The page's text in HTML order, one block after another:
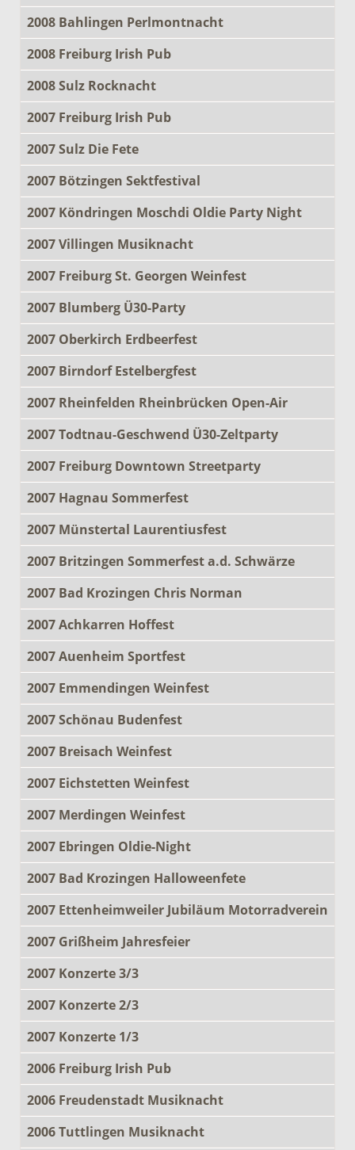
2008 Bahlingen Perlmontnacht
2008 Freiburg Irish Pub
2008 Sulz Rocknacht
2007 Freiburg Irish Pub
2007 Sulz Die Fete
2007 Bötzingen Sektfestival
2007 Köndringen Moschdi Oldie Party Night
2007 Villingen Musiknacht
2007 Freiburg St. Georgen Weinfest
2007 Blumberg Ü30-Party
2007 Oberkirch Erdbeerfest
2007 Birndorf Estelbergfest
2007 Rheinfelden Rheinbrücken Open-Air
2007 Todtnau-Geschwend Ü30-Zeltparty
2007 Freiburg Downtown Streetparty
2007 Hagnau Sommerfest
2007 Münstertal Laurentiusfest
2007 Britzingen Sommerfest a.d. Schwärze
2007 Bad Krozingen Chris Norman
2007 Achkarren Hoffest
2007 Auenheim Sportfest
2007 Emmendingen Weinfest
2007 Schönau Budenfest
2007 Breisach Weinfest
2007 Eichstetten Weinfest
2007 Merdingen Weinfest
2007 Ebringen Oldie-Night
2007 Bad Krozingen Halloweenfete
2007 Ettenheimweiler Jubiläum Motorradverein
2007 Grißheim Jahresfeier
2007 Konzerte 3/3
2007 Konzerte 2/3
2007 Konzerte 1/3
2006 Freiburg Irish Pub
2006 Freudenstadt Musiknacht
2006 Tuttlingen Musiknacht